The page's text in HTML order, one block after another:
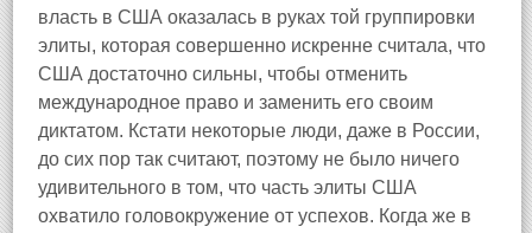
власть в США оказалась в руках той группировки
элиты, которая совершенно искренне считала, что
США достаточно сильны, чтобы отменить
международное право и заменить его своим
диктатом. Кстати некоторые люди, даже в России,
до сих пор так считают, поэтому не было ничего
удивительного в том, что часть элиты США
охватило головокружение от успехов. Когда же в